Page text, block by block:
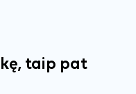
taip pat